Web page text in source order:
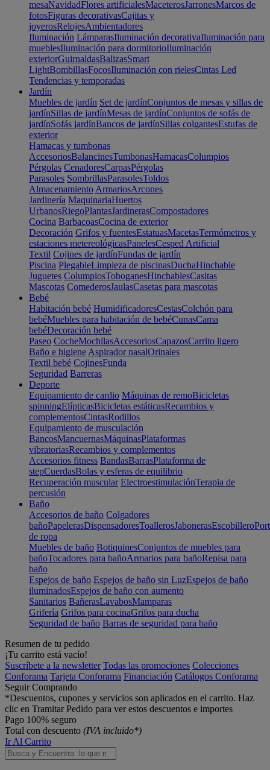
mesaNavidadFlores artificialesMaceterosJarronesMarcos de
fotosFiguras decorativasCajitas y
joyerosRelojesAmbientadores
Iluminación LámparasIluminación decorativaIluminación para
mueblesIluminación para dormitorioIluminación
exteriorGuirnaldasBalizasSmart
LightBombillasFocosIluminación con rielesCintas Led
Tendencias y temporadas
Jardín
Muebles de jardín Set de jardínConjuntos de mesas y sillas de
jardínSillas de jardínMesas de jardínConjuntos de sofás de
jardínSofás jardínBancos de jardínSillas colgantesEstufas de
exterior
Hamacas y tumbonas
AccesoriosBalancinesTumbonasHamacasColumpios
Pérgolas CenadoresCarpasPérgolas
Parasoles SombrillasParasolesToldos
Almacenamiento ArmariosArcones
Jardinería MaquinariaHuertos
UrbanosRiegoPlantasJardinerasCompostadores
Cocina BarbacoasCocina de exterior
Decoración Grifos y fuentesEstatuasMacetasTermómetros y
estaciones metereológicasPanelesCesped Artificial
Textil Cojines de jardínFundas de jardín
Piscina PlegableLimpieza de piscinasDuchaHinchable
Juguetes ColumpiosToboganesHinchablesCasitas
Mascotas ComederosJaulasCasetas para mascotas
Bebé
Habitación bebé HumidificadoresCestasColchón para
bebéMuebles para habitación de bebéCunasCama
bebéDecoración bebé
Paseo CocheMochilasAccesoriosCapazosCarrito ligero
Baño e higiene Aspirador nasalOrinales
Textil bebé CojinesFunda
Seguridad Barreras
Deporte
Equipamiento de cardio Máquinas de remoBicicletas
spinningElípticasBicicletas estáticasRecambios y
complementosCintasRodillos
Equipamiento de musculación
BancosMancuernasMáquinasPlataformas
vibratoriasRecambios y complementos
Accesorios fitness BandasBarrasPlataforma de
stepCuerdasBolas y esferas de equilibrio
Recuperación muscular ElectroestimulaciónTerapia de
percusión
Baño
Accesorios de baño Colgadores
bañoPapelerasDispensadoresToallerosJabonerasEscobillero
de ropa
Muebles de baño BotiquinesConjuntos de muebles para
bañoTocadores para bañoArmarios para bañoRepisa para
baño
Espejos de baño Espejos de baño sin LuzEspejos de baño
iluminadosEspejos de baño con aumento
Sanitarios BañerasLavabosMamparas
Grifería Grifos para cocinaGrifos para ducha
Seguridad de baño Barras de seguridad para baño
Resumen de tu pedido
¡Tu carrito está vacío!
Suscríbete a la newsletter Todas las promociones Colecciones
Conforama Tarjeta Conforama Financiación Catálogos Conforama
Seguir Comprando
*Descuentos, cupones y servicios son aplicados en el carrito. Haz
clic en Tramitar Pedido para ver estos descuentos e importes
Pago 100% seguro
Total con descuento (IVA incluido*)
Ir Al Carrito